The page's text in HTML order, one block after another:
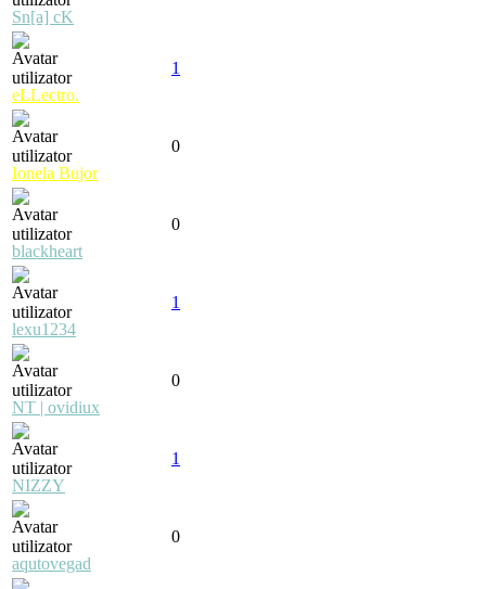
Sn[a] cK
eLLectro.
1
Ionela Bujor
0
blackheart
0
lexu1234
1
NT | ovidiux
0
NIZZY
1
aqutovegad
0